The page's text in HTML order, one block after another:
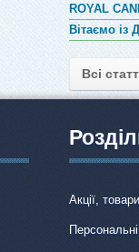
ROYAL
Вітаємо із
Всі
Акції,